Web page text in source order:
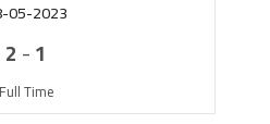
05-2023
1
-
2
Full Time